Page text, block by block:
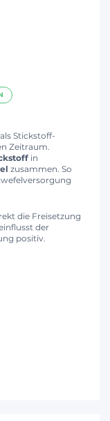
Stickstoff-
Zeitraum.
in
zusammen. So
die Freisetzung
der
positiv.